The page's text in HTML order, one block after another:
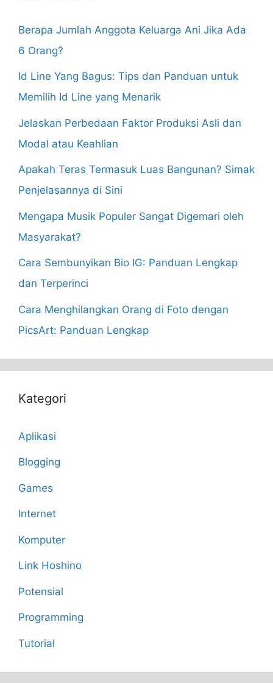
Berapa Jumlah Anggota Keluarga Ani Jika Ada
6 Orang?
Id Line Yang Bagus: Tips dan Panduan untuk
Memilih Id Line yang Menarik
Jelaskan Perbedaan Faktor Produksi Asli dan
Modal atau Keahlian
Apakah Teras Termasuk Luas Bangunan? Simak
Penjelasannya di Sini
Mengapa Musik Populer Sangat Digemari oleh
Masyarakat?
Cara Sembunyikan Bio IG: Panduan Lengkap
dan Terperinci
Cara Menghilangkan Orang di Foto dengan
PicsArt: Panduan Lengkap
Kategori
Aplikasi
Blogging
Games
Internet
Komputer
Link Hoshino
Potensial
Programming
Tutorial